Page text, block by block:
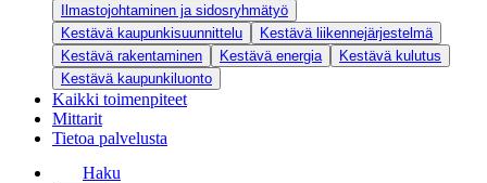
Ilmastojohtaminen ja sidosryhmätyö
Kestävä kaupunkisuunnittelu
Kestävä liikennejärjestelmä
Kestävä rakentaminen
Kestävä energia
Kestävä kulutus
Kestävä kaupunkiluonto
Kaikki toimenpiteet
Mittarit
Tietoa palvelusta
Haku